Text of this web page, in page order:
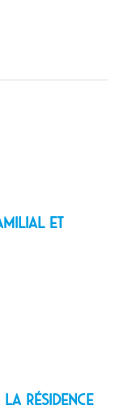
et
la résidence